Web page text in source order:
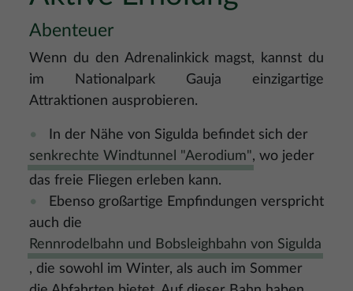
Abenteuer
Wenn du den Adrenalinkick magst, kannst du
im Nationalpark Gauja einzigartige
Attraktionen ausprobieren.
In der Nähe von Sigulda befindet sich der
senkrechte Windtunnel "Aerodium", wo jeder
das freie Fliegen erleben kann.
Ebenso großartige Empfindungen verspricht
auch die
Rennrodelbahn und Bobsleighbahn von Sigulda
, die sowohl im Winter, als auch im Sommer